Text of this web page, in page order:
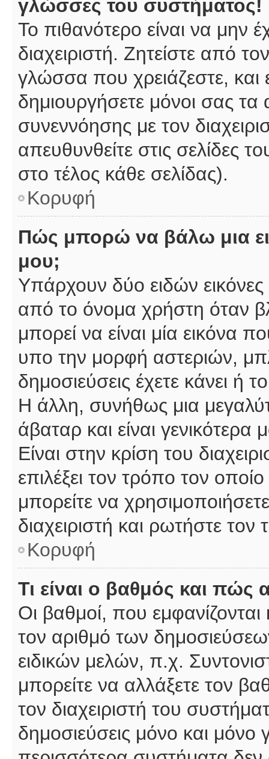
γλώσσες του συστήματος!
Το πιθανότερο είναι να μην
διαχειριστή. Ζητείστε από
γλώσσα που χρειάζεστε, και
δημιουργήσετε μόνοι σας
συνεννόησης με τον
απευθυνθείτε στις
στο τέλος κάθε σελίδας).
Κορυφή
Πώς μπορώ να βάλω μια
μου;
Υπάρχουν δύο ειδών
από το όνομα χρήστη όταν
μπορεί να είναι μία εικόνα
υπο την μορφή αστεριών,
δημοσιεύσεις έχετε κάνει
Η άλλη, συνήθως μια
άβαταρ και είναι
Είναι στην κρίση του
επιλέξει τον τρόπο τον
μπορείτε να
διαχειριστή και ρωτήστε τον
Κορυφή
Τι είναι ο βαθμός και
Οι βαθμοί, που
τον αριθμό των
ειδικών μελών, π.χ.
μπορείτε να αλλάξετε τον
τον διαχειριστή του
δημοσιεύσεις μόνο και